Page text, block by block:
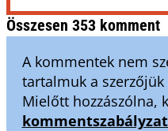
Összesen 353 komment
A kommentek nem
tartalmuk a
Mielőtt hozzászólna,